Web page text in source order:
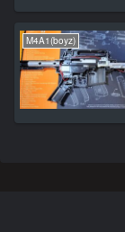
M4A1(boyz)